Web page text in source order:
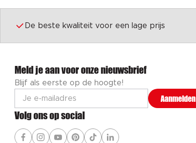
De beste kwaliteit voor een lage prijs
Meld je aan voor onze nieuwsbrief
Blijf als eerste op de hoogte!
Aanmelden
Volg ons op social